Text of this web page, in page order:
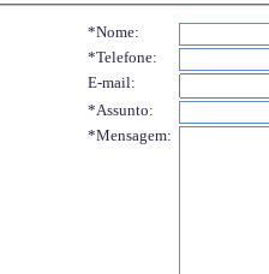
*Nome:
*Telefone:
E-mail:
*Assunto:
*Mensagem: